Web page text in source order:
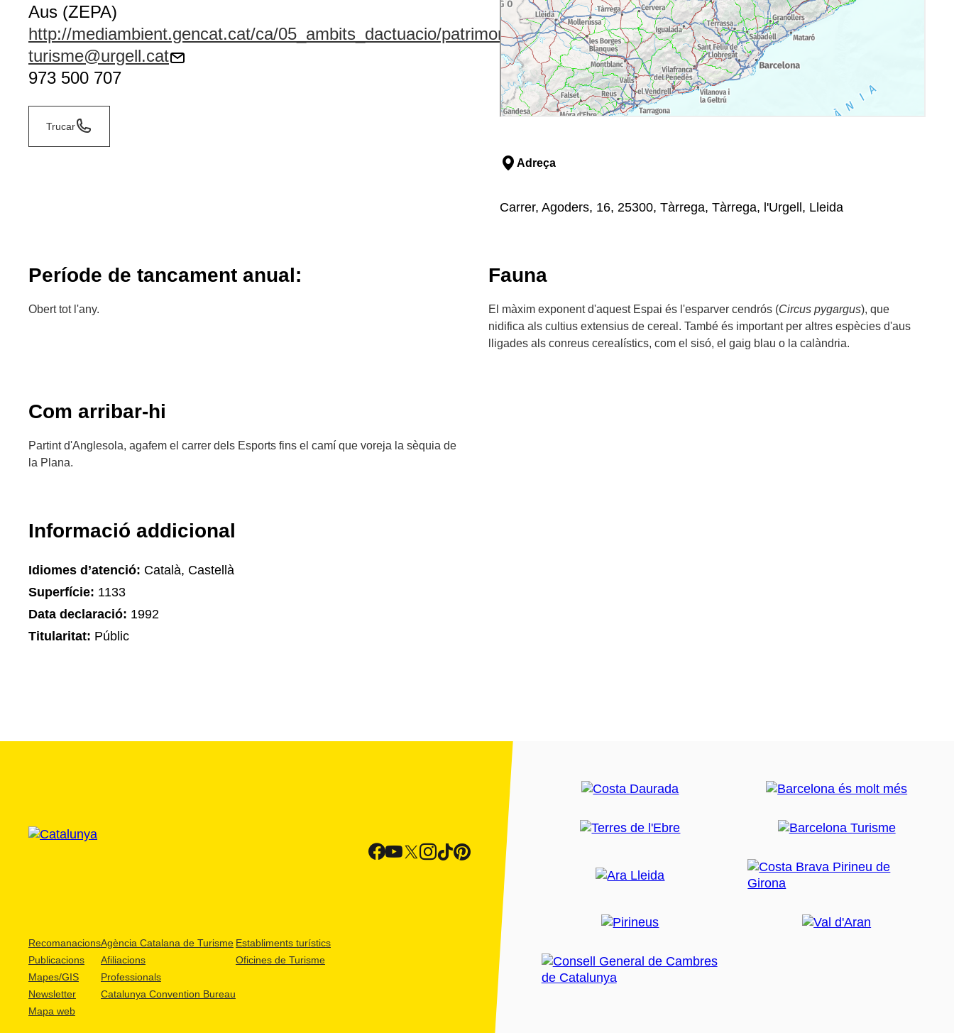
Aus (ZEPA)
http://mediambient.gencat.cat/ca/05_ambits_dactuacio/patrimoni_natural/senp_catalunya/espais_sistema/lleida/anv/
turisme@urgell.cat
973 500 707
Trucar
Adreça
Carrer, Agoders, 16, 25300, Tàrrega, Tàrrega, l'Urgell, Lleida
Període de tancament anual:
Obert tot l'any.
Fauna
El màxim exponent d'aquest Espai és l'esparver cendrós (Circus pygargus), que
nidifica als cultius extensius de cereal. També és important per altres espècies d'aus
lligades als conreus cerealístics, com el sisó, el gaig blau o la calàndria.
Com arribar-hi
Partint d'Anglesola, agafem el carrer dels Esports fins el camí que voreja la sèquia de
la Plana.
Informació addicional
Idiomes d’atenció: Català, Castellà
Superfície: 1133
Data declaració: 1992
Titularitat: Públic
Recomanacions
Publicacions
Mapes/GIS
Newsletter
Mapa web
Agència Catalana de Turisme
Afiliacions
Professionals
Catalunya Convention Bureau
Establiments turístics
Oficines de Turisme